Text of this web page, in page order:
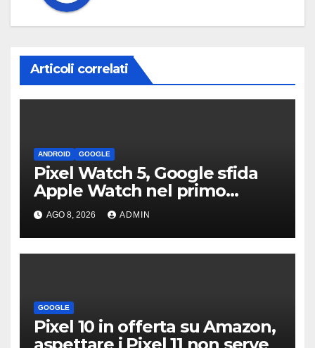
Articoli correlati
ANDROID GOOGLE
Pixel Watch 5, Google sfida
Apple Watch nel primo
teaser: “sembra un orologio”
AGO 8, 2026 ADMIN
GOOGLE
Pixel 10 in offerta su Amazon,